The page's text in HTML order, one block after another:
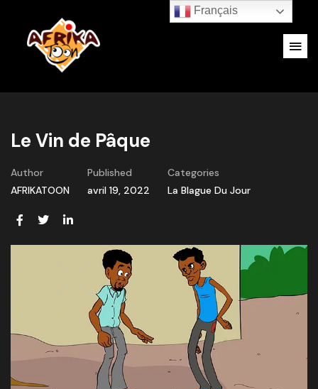
Le Vin de Pâque
Author
AFRIKATOON
Published
avril 19, 2022
Categories
La Blague Du Jour
Français